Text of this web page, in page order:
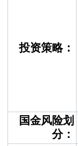
投资策略：
国金风险划
分：